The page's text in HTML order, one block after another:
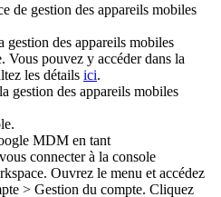
de gestion des appareils mobiles
des appareils mobiles
pouvez y accéder dans la
les détails ici.
gestion des appareils mobiles
MDM en tant
connecter à la console
Ouvrez le menu et accédez
> Gestion du compte. Cliquez